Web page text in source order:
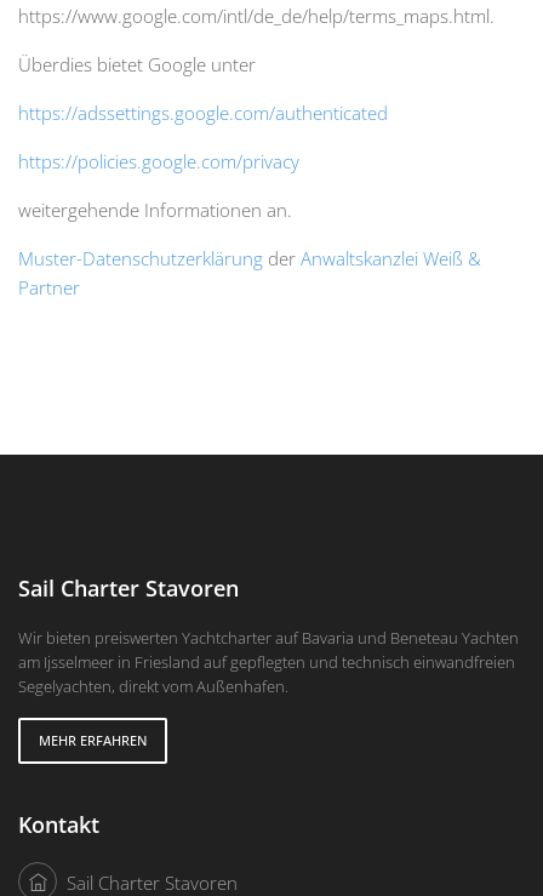
https://www.google.com/intl/de_de/help/terms_maps.html.
Überdies bietet Google unter
https://adssettings.google.com/authenticated
https://policies.google.com/privacy
weitergehende Informationen an.
Muster-Datenschutzerklärung der Anwaltskanzlei Weiß &
Partner
Sail Charter Stavoren
Wir bieten preiswerten Yachtcharter auf Bavaria und Beneteau Yachten
am Ijsselmeer in Friesland auf gepflegten und technisch einwandfreien
Segelyachten, direkt vom Außenhafen.
MEHR ERFAHREN
Kontakt
Sail Charter Stavoren